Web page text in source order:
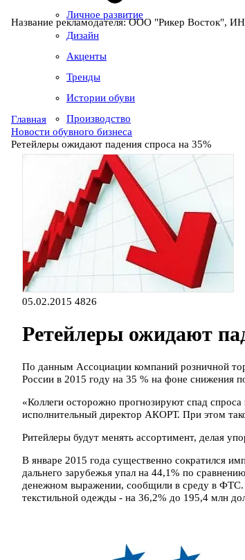
Личное развитие
Дизайн
Акценты
Тренды
Истории обуви
Производство
Название рекламодателя: ООО "Рикер Восток",
Главная
Новости обувного бизнеса
Ретейлеры ожидают падения спроса на 35%
05.02.2015 4826
Ретейлеры ожидают
По данным Ассоциации компаний розничной
России в 2015 году на 35 % на фоне снижения
«Коллеги осторожно прогнозируют спад
исполнительный директор АКОРТ. При этом
Ритейлеры будут менять ассортимент, делая
В январе 2015 года существенно сократился
дальнего зарубежья упал на 44,1% по
денежном выражении, сообщили в среду в ФТС.
текстильной одежды - на 36,2% до 195,4 млн